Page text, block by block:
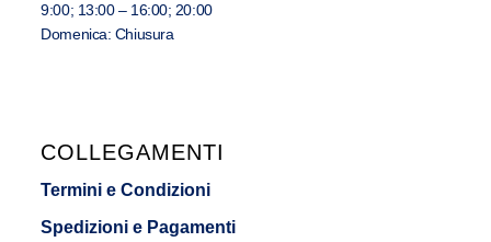
9:00; 13:00 – 16:00; 20:00
Domenica: Chiusura
COLLEGAMENTI
Termini e Condizioni
Spedizioni e Pagamenti